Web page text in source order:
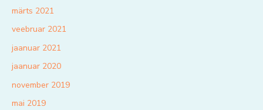
märts 2021
veebruar 2021
jaanuar 2021
jaanuar 2020
november 2019
mai 2019